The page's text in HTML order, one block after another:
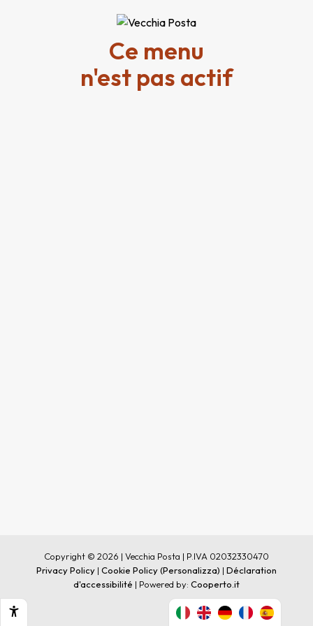
Ce menu
n'est pas actif
Copyright © 2026 | Vecchia Posta | P.IVA 02032330470
Privacy Policy | Cookie Policy(Personalizza) | Déclaration
d'accessibilité | Powered by: Cooperto.it